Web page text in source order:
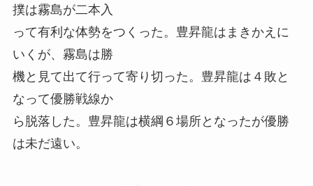
撲は霧島が二本入
って有利な体勢をつくった。豊昇龍はまきかえに
いくが、霧島は勝
機と見て出て行って寄り切った。豊昇龍は４敗と
なって優勝戦線か
ら脱落した。豊昇龍は横綱６場所となったが優勝
は未だ遠い。